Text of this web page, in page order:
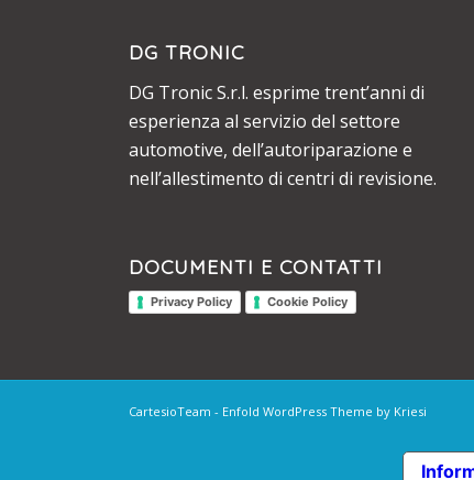
DG TRONIC
DG Tronic S.r.l. esprime trent’anni di
esperienza al servizio del settore
automotive, dell’autoriparazione e
nell’allestimento di centri di revisione.
DOCUMENTI E CONTATTI
Privacy Policy Cookie Policy
CartesioTeam - Enfold WordPress Theme by Kriesi